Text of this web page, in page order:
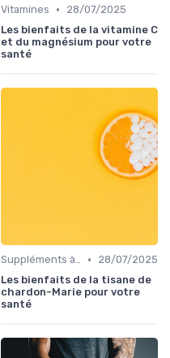
Vitamines •
28/07/2025
Les bienfaits de la vitamine C
et du magnésium pour votre
santé
Suppléments à base de plantes •
28/07/2025
Les bienfaits de la tisane de
chardon-Marie pour votre
santé